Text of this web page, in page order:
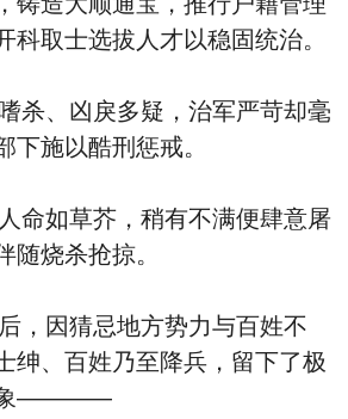
科取士选拔人才以稳固统治。
杀、凶戾多疑，治军严苛却毫
下施以酷刑惩戒。
命如草芥，稍有不满便肆意屠
随烧杀抢掠。
，因猜忌地方势力与百姓不
绅、百姓乃至降兵，留下了极
象————